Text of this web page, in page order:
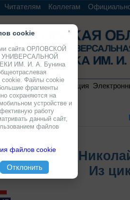
Читателям Коллегам
Электронная коллекция
Из
×
cookie
сайта ОРЛОВСКОЙ
ИМ. И. А. Бунина
cookie. Файлы cookie
фрагменты
сохраняются на
устройстве и
работу
данный сайт,
файлов
файлов cookie
Отклонить